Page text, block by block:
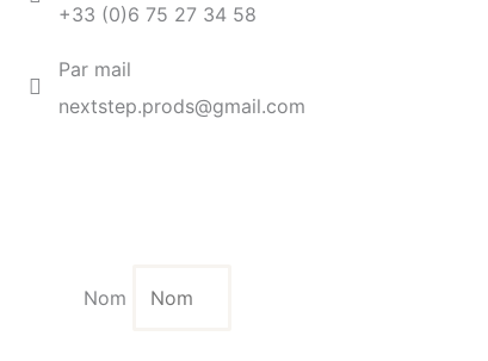
+33 (0)6 75 27 34 58
Par mail
nextstep.prods@gmail.com
Nom